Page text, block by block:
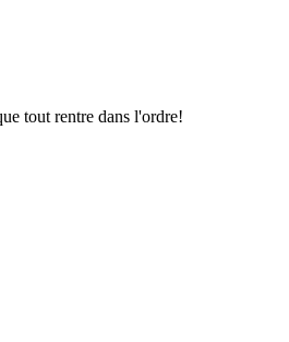
tout rentre dans l'ordre!